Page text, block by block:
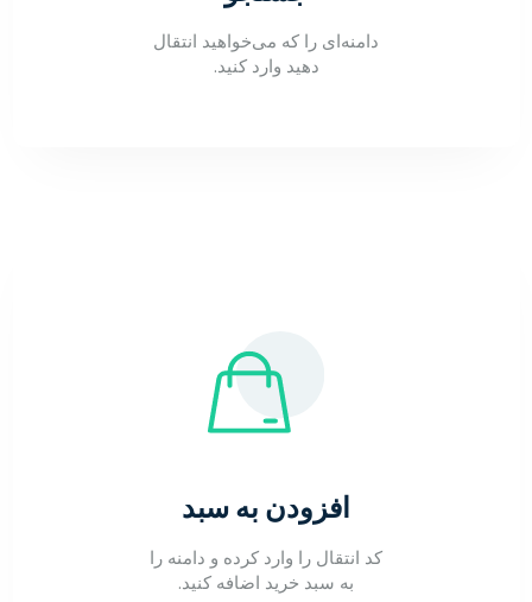
دامنه‌ای را که می‌خواهید انتقال
دهید وارد کنید.
افزودن به سبد
کد انتقال را وارد کرده و دامنه را
به سبد خرید اضافه کنید.